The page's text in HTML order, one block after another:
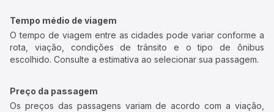
Tempo médio de viagem
O tempo de viagem entre as cidades pode variar conforme a
rota, viação, condições de trânsito e o tipo de ônibus
escolhido. Consulte a estimativa ao selecionar sua passagem.
Preço da passagem
Os preços das passagens variam de acordo com a viação,